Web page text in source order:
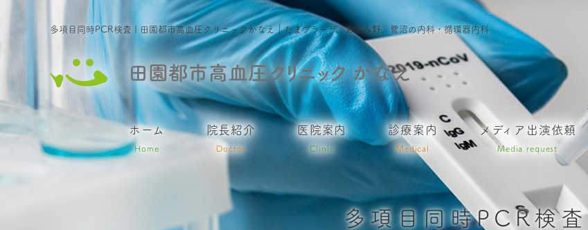
多項目同時PCR検査 | 田園都市高血圧クリニックかなえ｜たまプラーザ、あざみ野、鷺沼の内科・循環器内科
多項目同時PCR検査
ホーム
Home
院長紹介
Doctor
医院案内
Clinic
診療案内
Medical
メディア出演依頼
Media request